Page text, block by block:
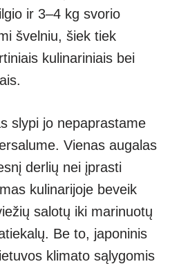
ir 3–4 kg svorio
švelniu, šiek tiek
kulinariniais bei
slypi jo nepaprastame
Vienas augalas
derlių nei įprasti
kulinarijoje beveik
salotų iki marinuotų
Be to, japoninis
klimato sąlygomis